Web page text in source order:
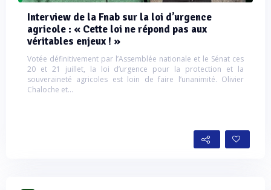
Interview de la Fnab sur la loi d’urgence
agricole : « Cette loi ne répond pas aux
véritables enjeux ! »
Votée définitivement par l’Assemblée nationale et le Sénat ces
20 et 21 juillet, la loi d’urgence pour la protection et la
souveraineté agricoles est loin de faire l’unanimité. Olivier
Chaloche et...